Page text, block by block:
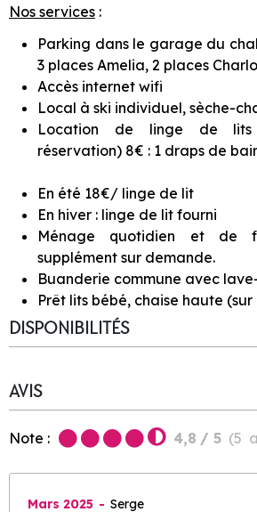
Nos services :
Parking dans le garage du
3 places Amelia, 2 places
Accès internet wifi
Local à ski individuel, sèche-
Location de linge de
réservation) 8€ : 1 draps de
En été 18€/ linge de lit
En hiver : linge de lit fourni
Ménage quotidien et de
supplément sur demande.
Buanderie commune avec
Prêt lits bébé, chaise haute
DISPONIBILITÉS
AVIS
Note : 4,8 / 5 (5
Mars 2025
Serge